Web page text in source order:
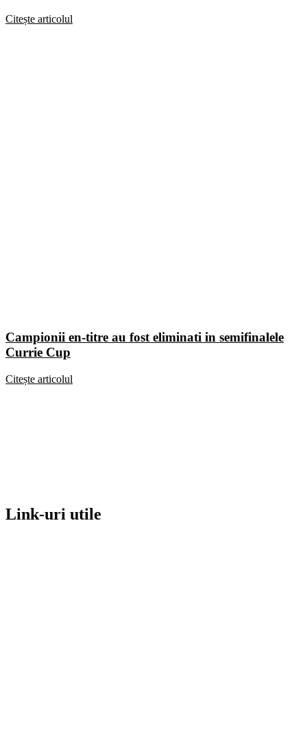
Citește articolul
Campionii en-titre au fost eliminati in semifinalele
Currie Cup
Citește articolul
Link-uri utile